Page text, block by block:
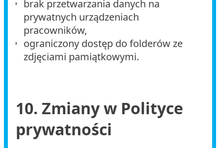
brak przetwarzania danych na
prywatnych urządzeniach
pracowników,
ograniczony dostęp do folderów ze
zdjęciami pamiątkowymi.
10. Zmiany w Polityce
prywatności